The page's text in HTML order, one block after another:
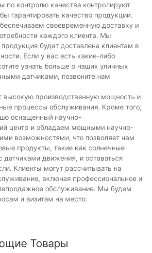
по контролю качества контролируют
гарантировать качество продукции.
своевременную доставку и
каждого клиента. Мы
будет доставлена ​​клиентам в
Если у вас есть какие-либо
узнать больше о наших уличных
датчиками, позвоните нам
высокую производственную мощность и
процессы обслуживания. Кроме того,
оснащенный научно-
центр и обладаем мощными научно-
возможностями, что позволяет нам
продукты, такие как солнечные
датчиками движения, и оставаться
Клиенты могут рассчитывать на
включая профессиональное и
обслуживание. Мы будем
и визитам на место.
Товары